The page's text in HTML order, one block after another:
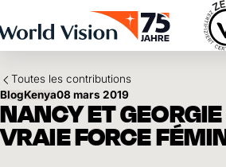
Toutes les contributions
BlogKenya08 mars 2019
NANCY ET
VRAIE FORCE